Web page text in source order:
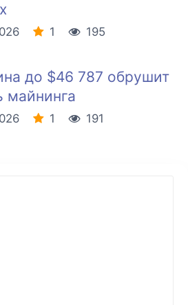
1
195
до $46 787 обрушит
майнинга
1
191